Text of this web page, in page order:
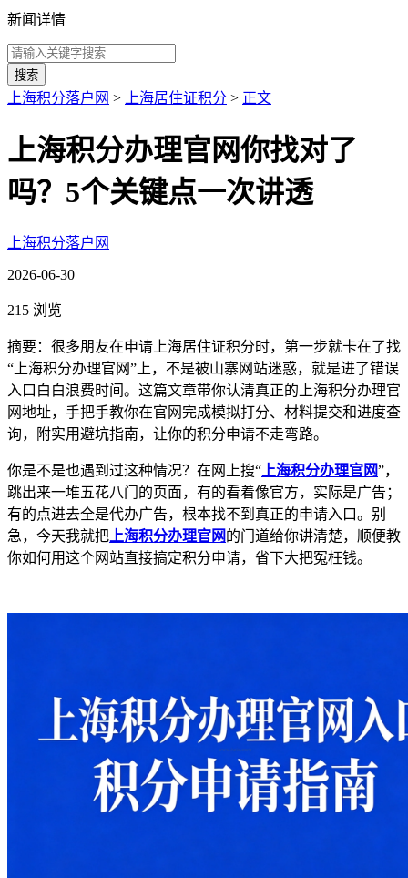
新闻详情
搜索
上海积分落户网 > 上海居住证积分 > 正文
上海积分办理官网你找对了
吗？5个关键点一次讲透
上海积分落户网
2026-06-30
215 浏览
摘要：很多朋友在申请上海居住证积分时，第一步就卡在了找
“上海积分办理官网”上，不是被山寨网站迷惑，就是进了错误
入口白白浪费时间。这篇文章带你认清真正的上海积分办理官
网地址，手把手教你在官网完成模拟打分、材料提交和进度查
询，附实用避坑指南，让你的积分申请不走弯路。
你是不是也遇到过这种情况？在网上搜“ 上海积分办理官网”，
跳出来一堆五花八门的页面，有的看着像官方，实际是广告；
有的点进去全是代办广告，根本找不到真正的申请入口。别
急，今天我就把 上海积分办理官网的门道给你讲清楚，顺便教
你如何用这个网站直接搞定积分申请，省下大把冤枉钱。